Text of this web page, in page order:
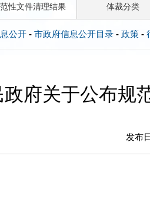
性文件清理结果 体裁分类
公开 - 市政府信息公开目录 - 政策 -
政府关于公布规
发布